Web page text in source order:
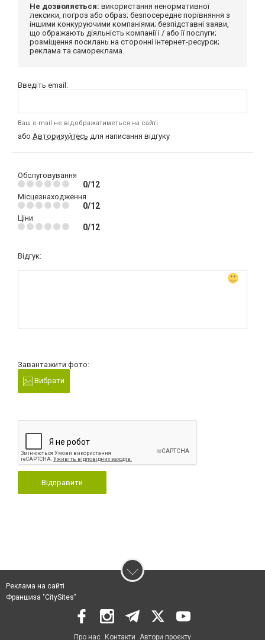
Не дозволяється: використання ненормативної
лексики, погроз або образ; безпосереднє порівняння з
іншими конкуруючими компаніями; безпідставні заяви,
що ображають діяльність компанії і / або її послуги;
розміщення посилань на сторонні інтернет-ресурси;
реклама та самореклама.
Введіть email:
Ваш e-mail не відображатиметься на сайті
або Авторизуйтесь для написання відгуку
Обслуговування
0/12
Місцезнаходження
0/12
Ціни
0/12
Відгук:
Завантажити фото:
Вибрати
Відправити
Реклама на сайті
Франшиза "CitySites"
Про нас Контакти Автори проєкту